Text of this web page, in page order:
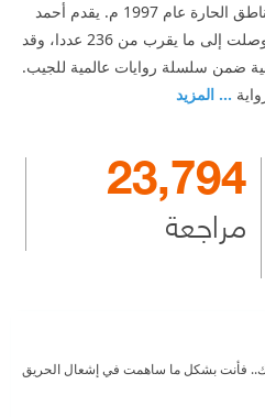
وحصل على الدكتوراه في طب المناطق الحارة عام 1997 م. يقدم أحمد
خالد توفيق ستة سلاسل للروايات وصلت إلى ما يقرب من 236 عددا، وقد
ضمن سلسلة روايات عالمية للجيب.
... المزيد
23,794
مراجعة
فأنت بشكل ما ساهمت في إشعال الحريق